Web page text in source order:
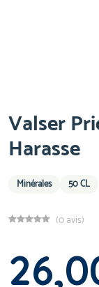
Valser
Harasse
Minérales 50 CL
(0 avis)